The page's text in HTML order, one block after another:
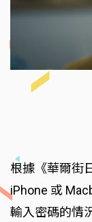
根據《華爾街
iPhone 或
輸入密碼的情